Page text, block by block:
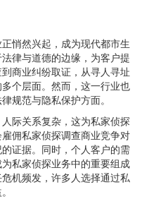
悄然兴起，成为现代都市生
律与道德的边缘，为客户提
商业纠纷取证，从寻人寻址
个层面。然而，这一行业也
规范与隐私保护方面。
际关系复杂，这为私家侦探
佣私家侦探调查商业竞争对
证据。同时，个人客户的需
私家侦探业务中的重要组成
机频发，许多人选择通过私